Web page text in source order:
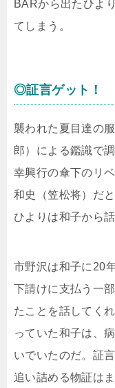
BARから出たひよ
てしまう。
◎証言ゲット！
襲われた夏目達の
郎）による鑑識で
幸興行の傘下のリ
和史（笠松将）だ
ひよりは和子から
市野沢は和子に20
下請けに支払う一
たことを話してく
っていた和子は、
いでいたのだ。証
追い詰める物証は